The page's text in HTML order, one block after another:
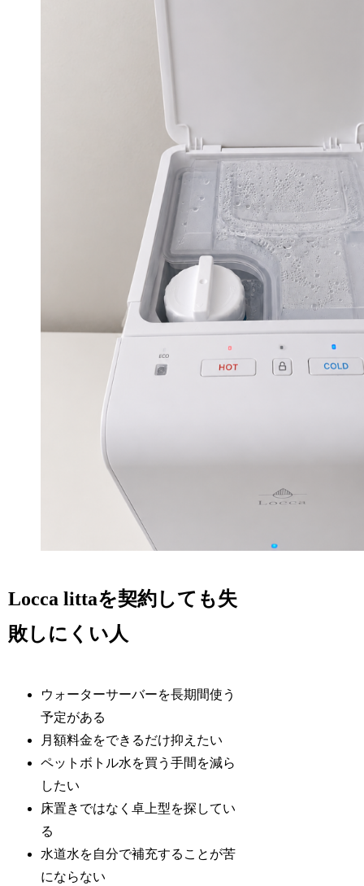
Locca littaを契約しても失
敗しにくい人
ウォーターサーバーを長期間使う
予定がある
月額料金をできるだけ抑えたい
ペットボトル水を買う手間を減ら
したい
床置きではなく卓上型を探してい
る
水道水を自分で補充することが苦
にならない